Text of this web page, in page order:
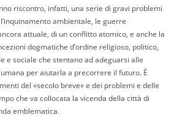
riscontro, infatti, una serie di gravi problemi
ambientale, le guerre
attuale, di un conflitto atomico, e anche la
dogmatiche d’ordine religioso, politico,
e sociale che stentano ad adeguarsi alle
per aiutarla a precorrere il futuro. È
del «secolo breve» e dei problemi e delle
che va collocata la vicenda della città di
emblematica.